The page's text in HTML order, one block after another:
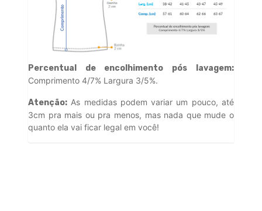
Percentual de encolhimento pós lavagem:
Comprimento 4/7% Largura 3/5%.
Atenção: As medidas podem variar um pouco, até
3cm pra mais ou pra menos, mas nada que mude o
quanto ela vai ficar legal em você!